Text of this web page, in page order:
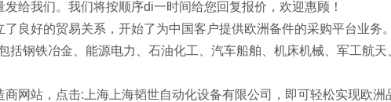
给我们。我们将按顺序di一时间给您回复报价，欢迎惠顾！
良好的贸易关系，开始了为中国客户提供欧洲备件的采购平台业务
括钢铁冶金、能源电力、石油化工、汽车船舶、机床机械、军工航天
网站，点击:上海上海韬世自动化设备有限公司，即可轻松实现欧洲